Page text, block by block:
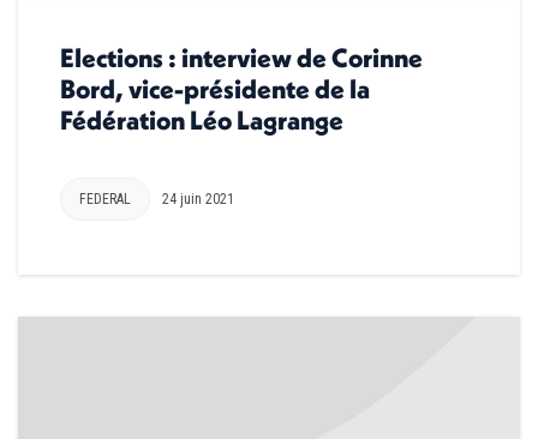
Elections : interview de Corinne
Bord, vice-présidente de la
Fédération Léo Lagrange
FEDERAL 24 juin 2021